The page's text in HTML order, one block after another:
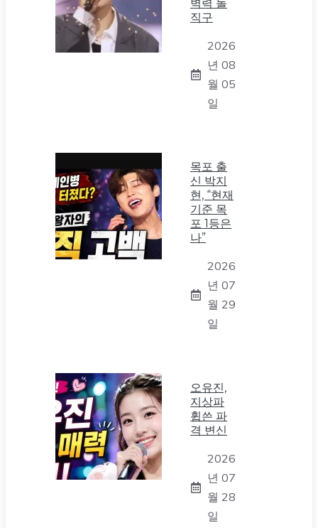
벽력 돌
직구
2026
년 08
월 05
일
목포 출
신 박지
현, “현재
기준 목
포 1등은
나”
2026
년 07
월 29
일
오유진,
지상파
휩쓴 파
격 변신
2026
년 07
월 28
일